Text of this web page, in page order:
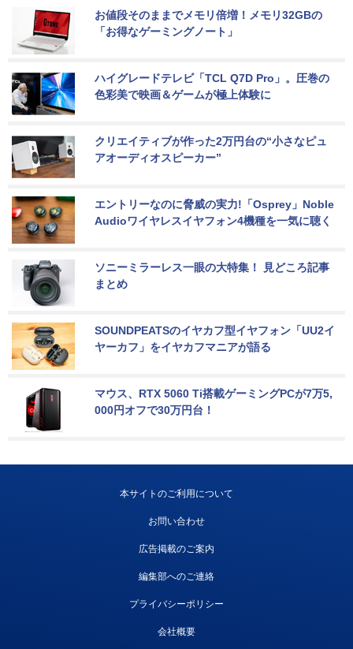
お値段そのままでメモリ倍増！メモリ32GBの
「お得なゲーミングノート」
ハイグレードテレビ「TCL Q7D Pro」。圧巻の
色彩美で映画＆ゲームが極上体験に
クリエイティブが作った2万円台の“小さなピュ
アオーディオスピーカー”
エントリーなのに脅威の実力!「Osprey」Noble
Audioワイヤレスイヤフォン4機種を一気に聴く
ソニーミラーレス一眼の大特集！ 見どころ記事
まとめ
SOUNDPEATSのイヤカフ型イヤフォン「UU2イ
ヤーカフ」をイヤカフマニアが語る
マウス、RTX 5060 Ti搭載ゲーミングPCが7万5,
000円オフで30万円台！
本サイトのご利用について
お問い合わせ
広告掲載のご案内
編集部へのご連絡
プライバシーポリシー
会社概要